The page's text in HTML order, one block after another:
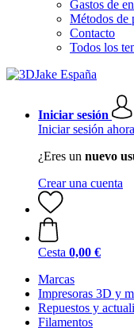
Gastos de
Métodos de
Contacto
Todos los
Iniciar sesión
Iniciar sesión ahora
¿Eres un nuevo
Crear una cuenta
Cesta 0,00 €
Marcas
Impresoras 3D y
Repuestos y
Filamentos